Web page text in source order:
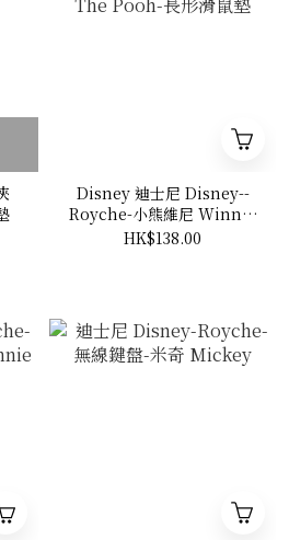
Disney 迪士尼 Disney--
Royche-小熊維尼 Winnie
The Pooh-長形滑鼠墊
HK$138.00